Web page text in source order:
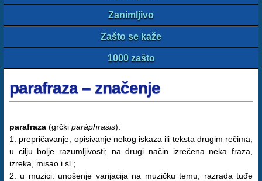
Zanimljivo
Zašto se kaže
1000 zašto
parafraza – značenje
parafraza (grčki paráphrasis):
1. prepričavanje, opisivanje nekog iskaza ili teksta drugim rečima,
u cilju bolje razumljivosti; na drugi način izrečena neka fraza,
izreka, misao i sl.;
2. u muzici: unošenje varijacija na muzičku temu; razrada tuđe